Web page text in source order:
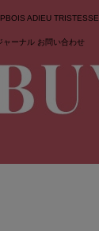
ADIEU TRISTESSE
ャーナル お問い合わせ